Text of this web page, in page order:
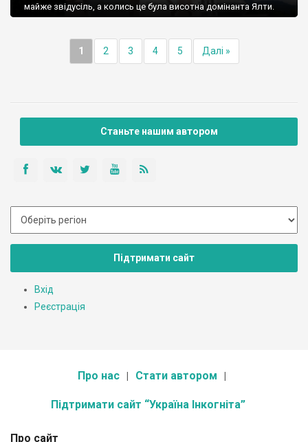
майже звідусіль, а колись це була висотна домінанта Ялти.
1 2 3 4 5 Далі »
Станьте нашим автором
Підтримати сайт
Вхід
Реєстрація
Про нас Стати автором
Підтримати сайт “Україна Інкогніта”
Про сайт